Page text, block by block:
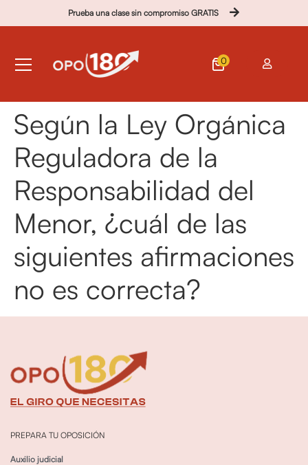
Prueba una clase sin compromiso GRATIS
0
Según la Ley Orgánica
Reguladora de la
Responsabilidad del
Menor, ¿cuál de las
siguientes afirmaciones
no es correcta?
PREPARA TU OPOSICIÓN
Auxilio judicial